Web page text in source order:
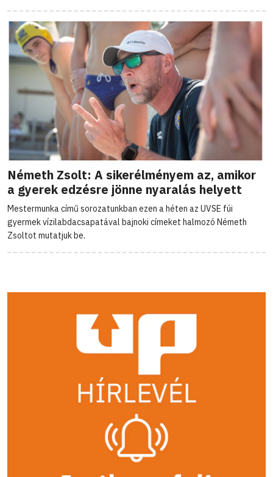
Németh Zsolt: A sikerélményem az, amikor
a gyerek edzésre jönne nyaralás helyett
Mestermunka című sorozatunkban ezen a héten az UVSE fúi
gyermek vízilabdacsapatával bajnoki címeket halmozó Németh
Zsoltot mutatjuk be.